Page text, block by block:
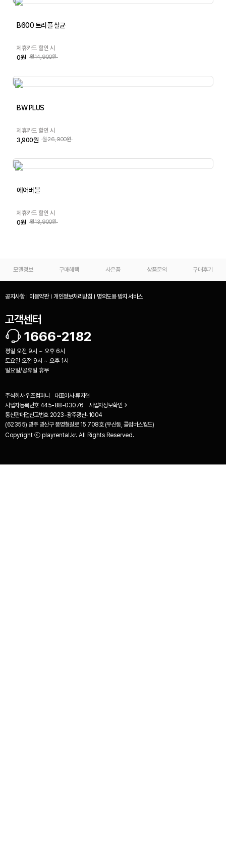
B600 트리플 살균
제휴카드 할인 시
0원 월14,900원
BW PLUS
제휴카드 할인 시
3,900원 월26,900원
에어버블
제휴카드 할인 시
0원 월13,900원
모델정보 구매혜택 사은품 상품문의 구매후기
공지사항 이용약관 개인정보처리방침 명의도용 방지 서비스
고객센터
1666-2182
평일 오전 9시 ~ 오후 6시
토요일 오전 9시 ~ 오후 1시
일요일/공휴일 휴무
주식회사 위즈컴퍼니 대표이사 류지현
사업자등록번호 445-88-03076
사업자정보확인
통신판매업신고번호 2023-광주광산-1004
(62355) 광주 광산구 풍영철길로 15 708호 (우산동, 콜럼버스월드)
Copyright ⓒ playrental.kr. All Rights Reserved.